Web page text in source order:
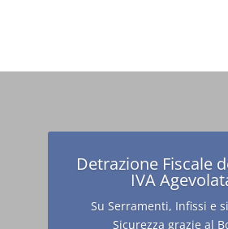
Scopri tutti i nostri
dalla A alla Z
Sicurezza –